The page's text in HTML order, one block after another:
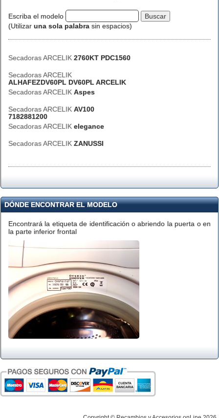
Escriba el modelo
(Utilizar una sola palabra sin espacios)
Secadoras ARCELIK 2760KT PDC1560
Secadoras ARCELIK
ALHAFEZDV60PL DV60PL ARCELIK
Secadoras ARCELIK Aspes
Secadoras ARCELIK AV100
7182881200
Secadoras ARCELIK elegance
Secadoras ARCELIK ZANUSSI
DÓNDE ENCONTRAR EL MODELO
Encontrará la etiqueta de identificación o abriendo la puerta o en
la parte inferior frontal